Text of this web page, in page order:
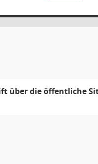
über die öffentliche